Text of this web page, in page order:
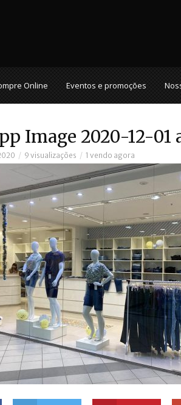
Online Eventos e promoções
Image 2020-12-01
9 visualizações 1 vendo agora